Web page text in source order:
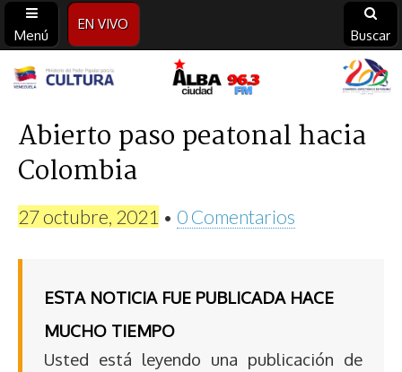
Menú
EN VIVO
Buscar
Alba
Ciudad
96.3
FM
Abierto paso peatonal hacia
Colombia
27 octubre, 2021 • 0 Comentarios
ESTA NOTICIA FUE PUBLICADA HACE
MUCHO TIEMPO
Usted está leyendo una publicación de